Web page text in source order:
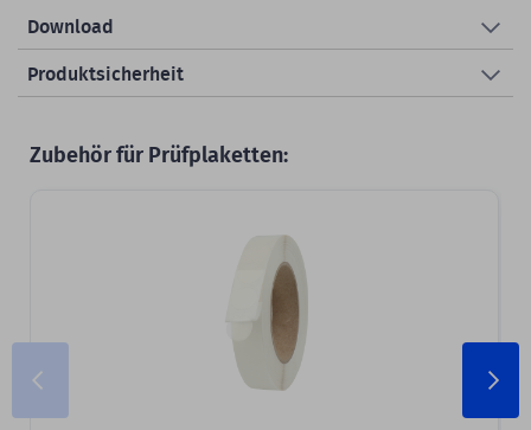
Download
Produktsicherheit
Zubehör für Prüfplaketten: